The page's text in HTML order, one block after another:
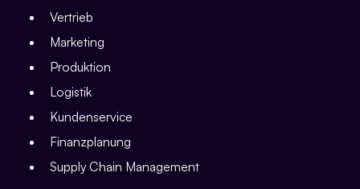
Vertrieb
Marketing
Produktion
Logistik
Kundenservice
Finanzplanung
Supply Chain Management